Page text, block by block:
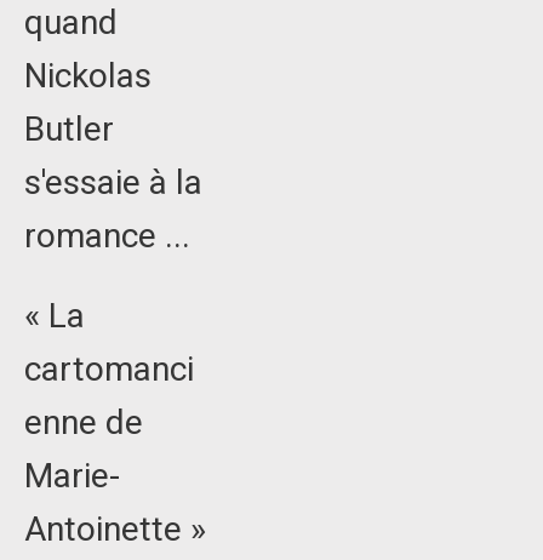
quand
Nickolas
Butler
s'essaie à la
romance ...
« La
cartomanci
enne de
Marie-
Antoinette »